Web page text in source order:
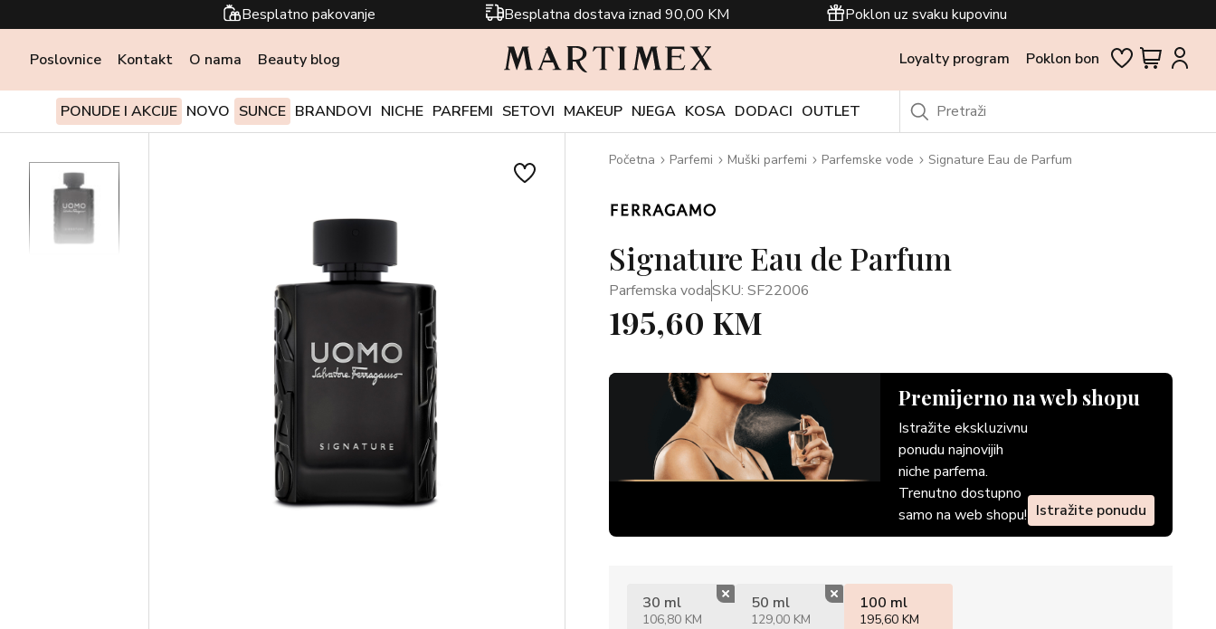
Besplatno pakovanje Besplatna dostava iznad 90,00 KM Poklon uz svaku kupovinu
Poslovnice Kontakt O nama Beauty blog Loyalty program Poklon bon
PONUDE I AKCIJE NOVO SUNCE BRANDOVI NICHE PARFEMI SETOVI MAKEUP NJEGA KOSA DODACI OUTLET
Početna Parfemi Muški parfemi Parfemske vode Signature Eau de Parfum
Signature Eau de Parfum
Parfemska vodaSKU: SF22006
195,60 KM
Premijerno na web shopu
Istražite ekskluzivnu
ponudu najnovijih
niche parfema.
Trenutno dostupno
samo na web shopu! Istražite ponudu
30 ml
106,80 KM
50 ml
129,00 KM
100 ml
195,60 KM